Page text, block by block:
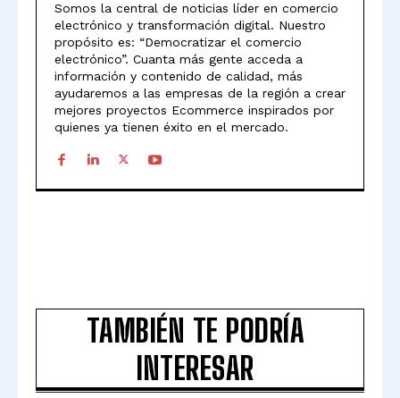
Somos la central de noticias líder en comercio
electrónico y transformación digital. Nuestro
propósito es: “Democratizar el comercio
electrónico”. Cuanta más gente acceda a
información y contenido de calidad, más
ayudaremos a las empresas de la región a crear
mejores proyectos Ecommerce inspirados por
quienes ya tienen éxito en el mercado.
TAMBIÉN TE PODRÍA
INTERESAR